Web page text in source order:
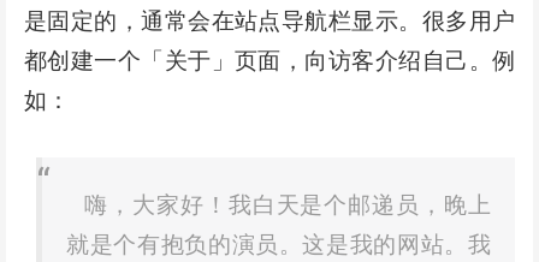
是固定的，通常会在站点导航栏显示。很多用户
都创建一个「关于」页面，向访客介绍自己。例
如：
嗨，大家好！我白天是个邮递员，晚上
就是个有抱负的演员。这是我的网站。我